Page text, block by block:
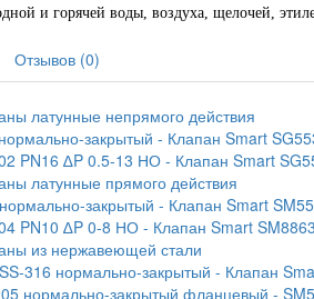
и горячей воды, воздуха, щелочей,
Отзывов (0)
латунные непрямого действия
закрытый - Клапан Smart
PN16 ∆P 0.5-13 НО - Клапан Smart
латунные прямого действия
закрытый - Клапан Smart
PN10 ∆P 0-8 НО - Клапан Smart
из нержавеющей стали
316 нормально-закрытый - Клапан
нормально-закрытый фланцевый -